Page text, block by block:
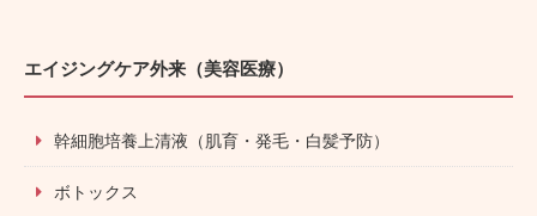
エイジングケア外来（美容医療）
幹細胞培養上清液（肌育・発毛・白髪予防）
ボトックス